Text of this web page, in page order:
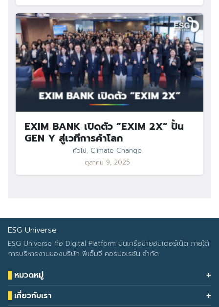
EXIM BANK เปิดตัว “EXIM 2X” ปั้น
GEN Y สู่เวทีการค้าโลก
ทั่วไป, Climate Change
ตุลาคม 9, 2025
ESG Universe
ESG Universe คือ Digital Platform บนเครือข่ายอินเตอร์เน็ต ภายใต้
การบริหารงานของบริษัท พีเอ็มจี คอร์ปอเรชั่น จำกัด
หมวดหมู่
Health & Wellness
Eco Icon
เกี่ยวกับเรา